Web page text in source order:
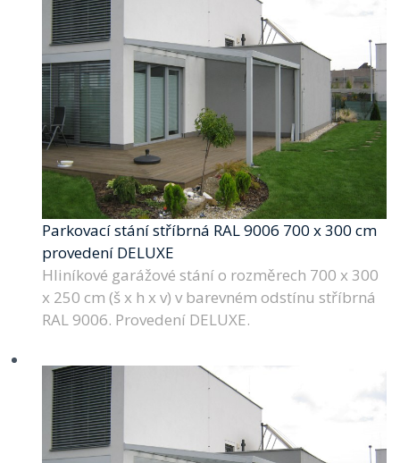
Parkovací stání stříbrná RAL 9006 700 x 300 cm
provedení DELUXE
Hliníkové garážové stání o rozměrech 700 x 300
x 250 cm (š x h x v) v barevném odstínu stříbrná
RAL 9006. Provedení DELUXE.